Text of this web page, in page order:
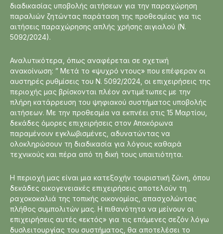
διαδικασίας υποβολής αιτήσεων για την παραχώρηση
παραλιών ζητώντας παράταση της προθεσμίας για τις
αιτήσεις παραχώρησης απλής χρήσης αιγιαλού (Ν.
5092/2024).
Αναλυτικότερα, όπως αναφέρεται σε σχετική
ανακοίνωση: ” Μετά το «ψυχρό ντους» που επέφεραν οι
αυστηρές ρυθμίσεις του Ν. 5092/2024, οι επιχειρήσεις της
περιοχής μας βρίσκονται πλέον αντιμέτωπες με την
πλήρη κατάρρευση του ψηφιακού συστήματος υποβολής
αιτήσεων. Με την προθεσμία να εκπνέει στις 15 Μαρτίου,
δεκάδες όμορες επιχειρήσεις στον Αποκόρωνα
παραμένουν εγκλωβισμένες, αδυνατώντας να
ολοκληρώσουν τη διαδικασία για λόγους καθαρά
τεχνικούς και πέρα από τη δική τους υπαιτιότητα.
Η περιοχή μας είναι μια κατεξοχήν τουριστική ζώνη, όπου
δεκάδες οικογενειακές επιχειρήσεις αποτελούν τη
ραχοκοκαλιά της τοπικής οικονομίας, απασχολώντας
πλήθος συμπολιτών μας. Η πιθανότητα να μείνουν οι
επιχειρήσεις αυτές «εκτός» για τις επόμενες σεζόν λόγω
δυσλειτουργίας του συστήματος, θα αποτελέσει το